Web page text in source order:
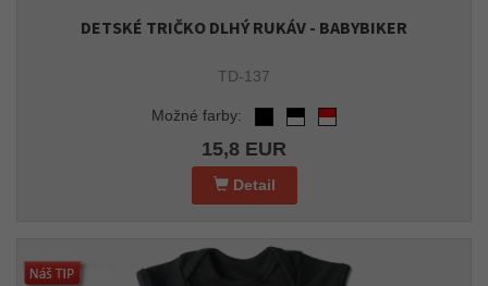
DETSKÉ TRIČKO DLHÝ RUKÁV - BABYBIKER
TD-137
Možné farby:
15,8 EUR
Detail